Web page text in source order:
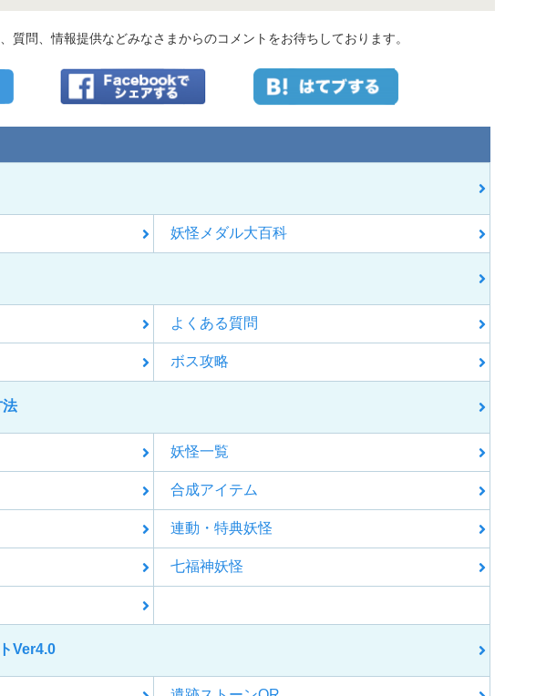
質問、情報提供などみなさまからのコメントをお待ちしております。
妖怪メダル大百科
よくある質問
ボス攻略
法
妖怪一覧
合成アイテム
連動・特典妖怪
七福神妖怪
Ver4.0